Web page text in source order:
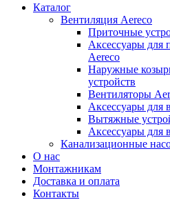
Каталог
Вентиляция Aereco
Приточные
Аксессуары для
Aereco
Наружные
устройств
Вентиляторы
Аксессуары для
Вытяжные
Аксессуары для
Канализационные
О нас
Монтажникам
Доставка и оплата
Контакты